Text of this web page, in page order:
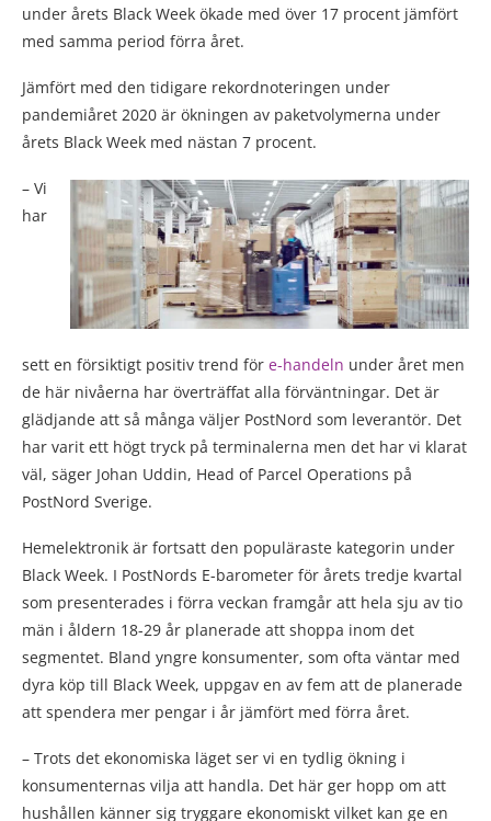
under årets Black Week ökade med över 17 procent jämfört
med samma period förra året.
Jämfört med den tidigare rekordnoteringen under
pandemiåret 2020 är ökningen av paketvolymerna under
årets Black Week med nästan 7 procent.
– Vi
har
sett en försiktigt positiv trend för e-handeln under året men
de här nivåerna har överträffat alla förväntningar. Det är
glädjande att så många väljer PostNord som leverantör. Det
har varit ett högt tryck på terminalerna men det har vi klarat
väl, säger Johan Uddin, Head of Parcel Operations på
PostNord Sverige.
Hemelektronik är fortsatt den populäraste kategorin under
Black Week. I PostNords E-barometer för årets tredje kvartal
som presenterades i förra veckan framgår att hela sju av tio
män i åldern 18-29 år planerade att shoppa inom det
segmentet. Bland yngre konsumenter, som ofta väntar med
dyra köp till Black Week, uppgav en av fem att de planerade
att spendera mer pengar i år jämfört med förra året.
– Trots det ekonomiska läget ser vi en tydlig ökning i
konsumenternas vilja att handla. Det här ger hopp om att
hushållen känner sig tryggare ekonomiskt vilket kan ge en